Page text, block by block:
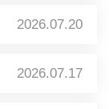
2026.07.20
2026.07.17